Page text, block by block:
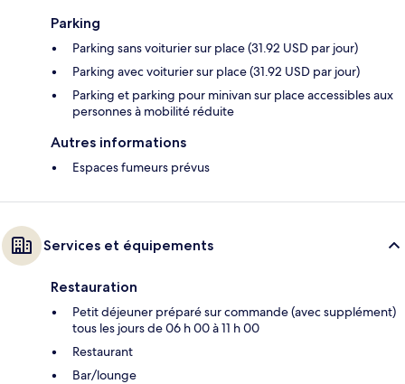
Parking
Parking sans voiturier sur place (31.92 USD par jour)
Parking avec voiturier sur place (31.92 USD par jour)
Parking et parking pour minivan sur place accessibles aux
personnes à mobilité réduite
Autres informations
Espaces fumeurs prévus
Services et équipements
Restauration
Petit déjeuner préparé sur commande (avec supplément)
tous les jours de 06 h 00 à 11 h 00
Restaurant
Bar/lounge